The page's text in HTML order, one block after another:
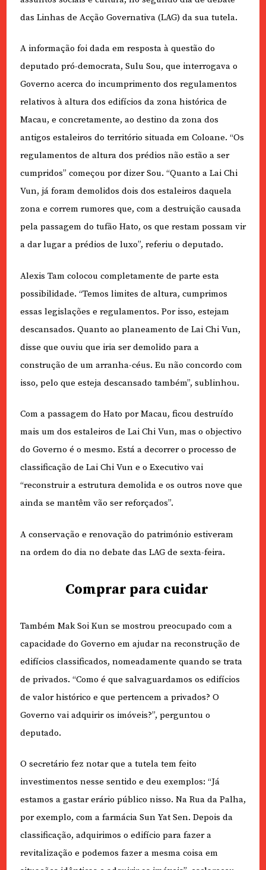
das Linhas de Acção Governativa (LAG) da sua tutela.
A informação foi dada em resposta à questão do
deputado pró-democrata, Sulu Sou, que interrogava o
Governo acerca do incumprimento dos regulamentos
relativos à altura dos edifícios da zona histórica de
Macau, e concretamente, ao destino da zona dos
antigos estaleiros do território situada em Coloane. “Os
regulamentos de altura dos prédios não estão a ser
cumpridos” começou por dizer Sou. “Quanto a Lai Chi
Vun, já foram demolidos dois dos estaleiros daquela
zona e correm rumores que, com a destruição causada
pela passagem do tufão Hato, os que restam possam vir
a dar lugar a prédios de luxo”, referiu o deputado.
Alexis Tam colocou completamente de parte esta
possibilidade. “Temos limites de altura, cumprimos
essas legislações e regulamentos. Por isso, estejam
descansados. Quanto ao planeamento de Lai Chi Vun,
disse que ouviu que iria ser demolido para a
construção de um arranha-céus. Eu não concordo com
isso, pelo que esteja descansado também”, sublinhou.
Com a passagem do Hato por Macau, ficou destruído
mais um dos estaleiros de Lai Chi Vun, mas o objectivo
do Governo é o mesmo. Está a decorrer o processo de
classificação de Lai Chi Vun e o Executivo vai
“reconstruir a estrutura demolida e os outros nove que
ainda se mantêm vão ser reforçados”.
A conservação e renovação do património estiveram
na ordem do dia no debate das LAG de sexta-feira.
Comprar para cuidar
Também Mak Soi Kun se mostrou preocupado com a
capacidade do Governo em ajudar na reconstrução de
edifícios classificados, nomeadamente quando se trata
de privados. “Como é que salvaguardamos os edifícios
de valor histórico e que pertencem a privados? O
Governo vai adquirir os imóveis?”, perguntou o
deputado.
O secretário fez notar que a tutela tem feito
investimentos nesse sentido e deu exemplos: “Já
estamos a gastar erário público nisso. Na Rua da Palha,
por exemplo, com a farmácia Sun Yat Sen. Depois da
classificação, adquirimos o edifício para fazer a
revitalização e podemos fazer a mesma coisa em